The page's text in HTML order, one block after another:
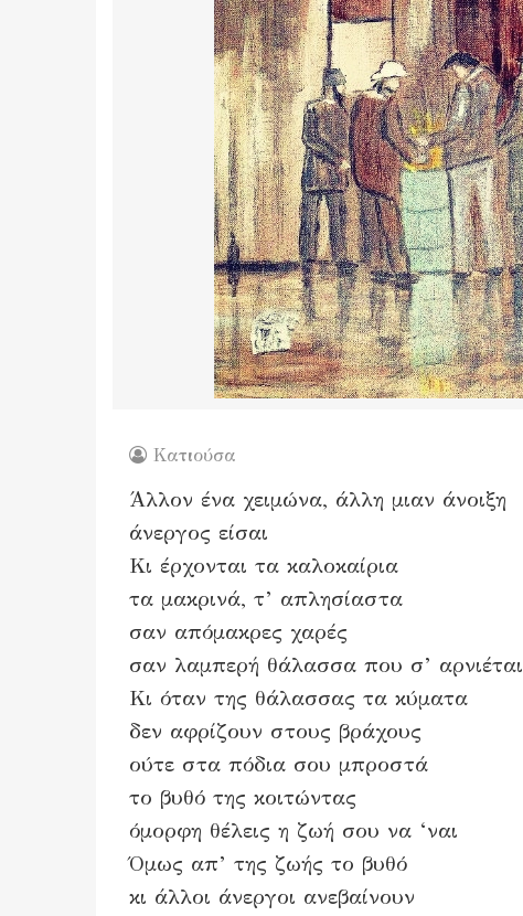
Κατιούσα
Άλλον ένα χειμώνα, άλλη μιαν άνοιξη
άνεργος είσαι
Κι έρχονται τα καλοκαίρια
τα μακρινά, τ’ απλησίαστα
σαν απόμακρες χαρές
σαν λαμπερή θάλασσα που σ’ αρνιέται
Κι όταν της θάλασσας τα κύματα
δεν αφρίζουν στους βράχους
ούτε στα πόδια σου μπροστά
το βυθό της κοιτώντας
όμορφη θέλεις η ζωή σου να ‘ναι
Όμως απ’ της ζωής το βυθό
κι άλλοι άνεργοι ανεβαίνουν